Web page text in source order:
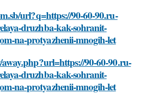
url?q=https://90-60-90.ru-
druzhba-kak-sohranit-
na-protyazhenii-mnogih-let
90-60-90.ru-
druzhba-kak-sohranit-
na-protyazhenii-mnogih-let